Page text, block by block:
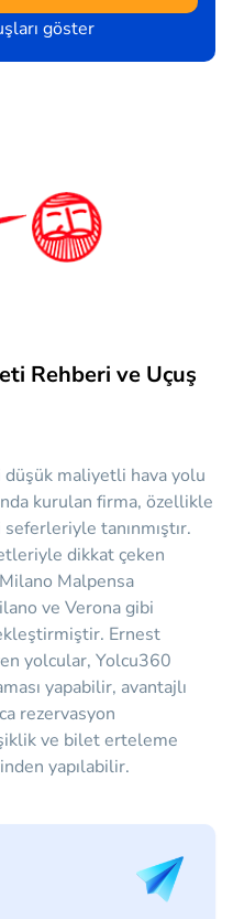
göster
Rehberi ve Uçuş
maliyetli hava yolu
kurulan firma, özellikle
tanınmıştır.
dikkat çeken
Malpensa
ve Verona gibi
Ernest
yolcular, Yolcu360
yapabilir, avantajlı
rezervasyon
ve bilet erteleme
yapılabilir.